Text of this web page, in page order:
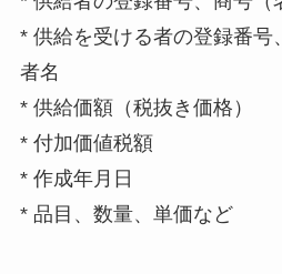
* 供給を受ける者の登録番号
者名
* 供給価額（税抜き価格）
* 付加価値税額
* 作成年月日
* 品目、数量、単価など